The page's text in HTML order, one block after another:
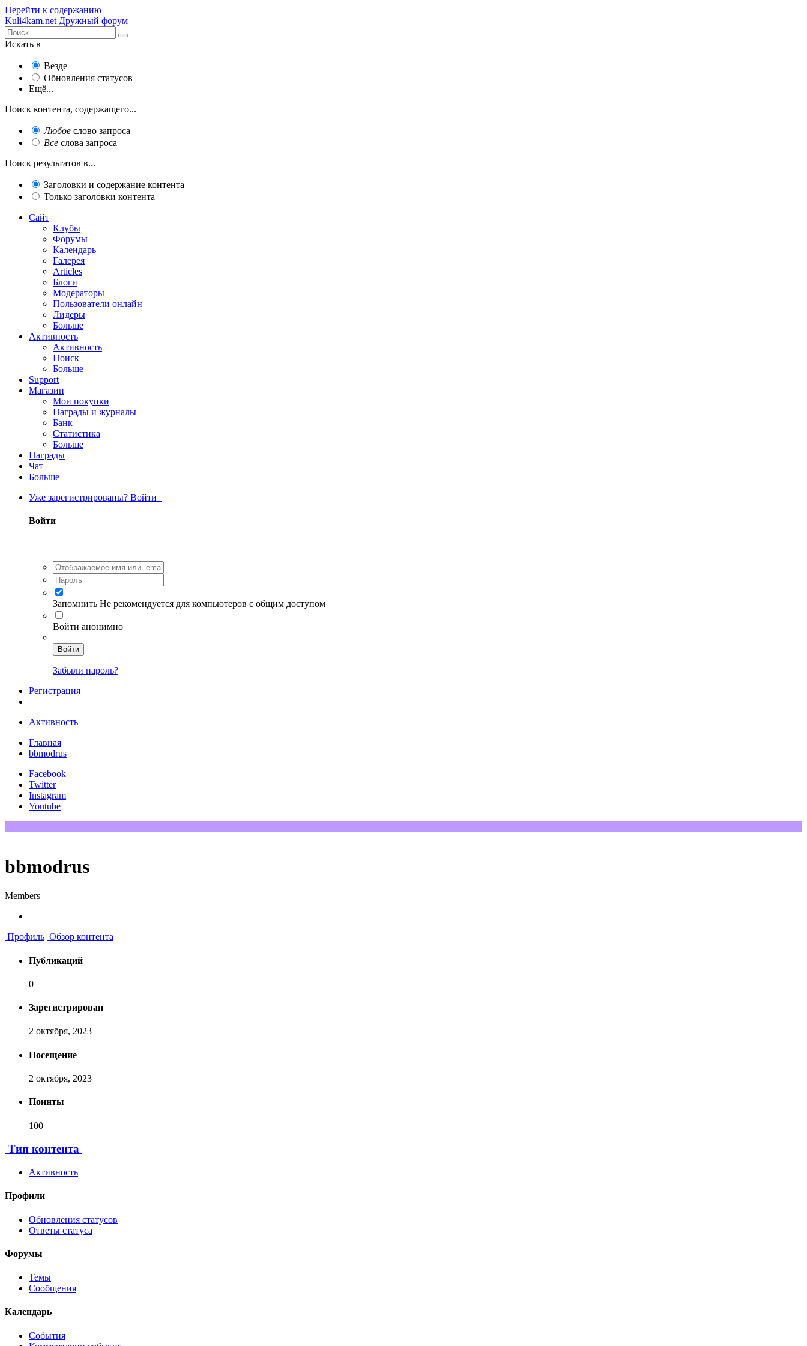
Перейти к содержанию
Kuli4kam.net Дружный форум
Искать в
Везде
Обновления статусов
Ещё...
Поиск контента, содержащего...
Любое слово запроса
Все слова запроса
Поиск результатов в...
Заголовки и содержание контента
Только заголовки контента
Сайт
Клубы
Форумы
Календарь
Галерея
Articles
Блоги
Модераторы
Пользователи онлайн
Лидеры
Больше
Активность
Активность
Поиск
Больше
Support
Магазин
Мои покупки
Награды и журналы
Банк
Статистика
Больше
Награды
Чат
Больше
Уже зарегистрированы? Войти
Войти
Запомнить Не рекомендуется для компьютеров с общим доступом
Войти анонимно
Войти
Забыли пароль?
Регистрация
Активность
Главная
bbmodrus
Facebook
Twitter
Instagram
Youtube
bbmodrus
Members
Профиль Обзор контента
Публикаций
0
Зарегистрирован
2 октября, 2023
Посещение
2 октября, 2023
Поинты
100
Тип контента
Активность
Профили
Обновления статусов
Ответы статуса
Форумы
Темы
Сообщения
Календарь
События